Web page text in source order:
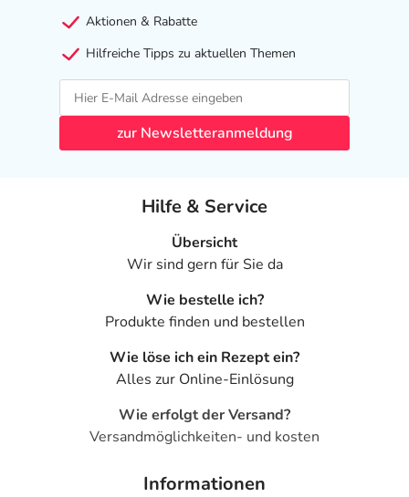
Aktionen & Rabatte
Hilfreiche Tipps zu aktuellen Themen
zur Newsletteranmeldung
Hilfe & Service
Übersicht
Wir sind gern für Sie da
Wie bestelle ich?
Produkte finden und bestellen
Wie löse ich ein Rezept ein?
Alles zur Online-Einlösung
Wie erfolgt der Versand?
Versandmöglichkeiten- und kosten
Informationen